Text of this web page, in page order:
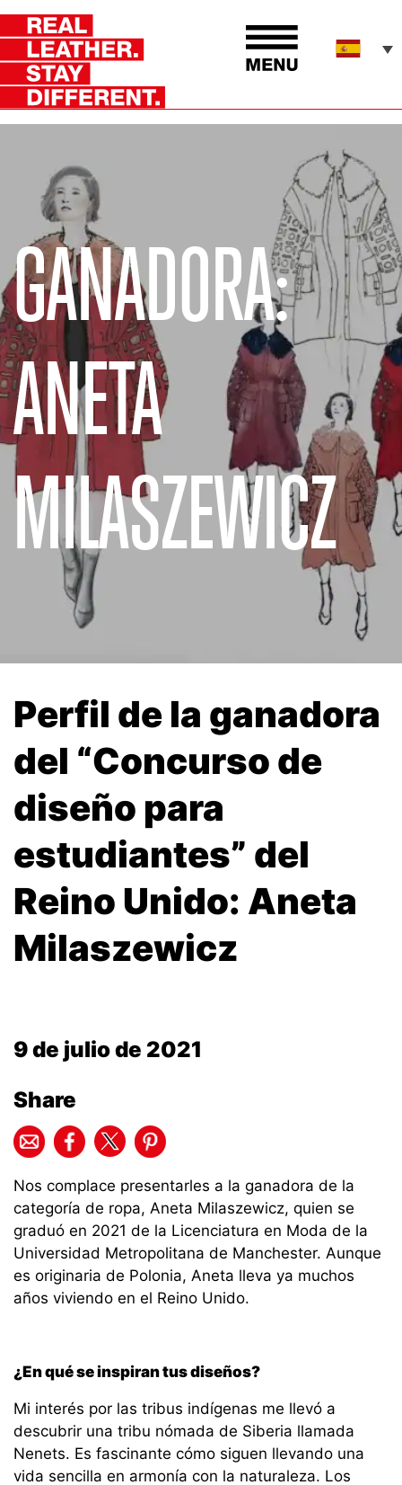
GANADORA:
ANETA
MILASZEWICZ
Perfil de la ganadora
del “Concurso de
diseño para
estudiantes” del
Reino Unido: Aneta
Milaszewicz
9 de julio de 2021
Share
Nos complace presentarles a la ganadora de la
categoría de ropa, Aneta Milaszewicz, quien se
graduó en 2021 de la Licenciatura en Moda de la
Universidad Metropolitana de Manchester. Aunque
es originaria de Polonia, Aneta lleva ya muchos
años viviendo en el Reino Unido.
¿En qué se inspiran tus diseños?
Mi interés por las tribus indígenas me llevó a
descubrir una tribu nómada de Siberia llamada
Nenets. Es fascinante cómo siguen llevando una
vida sencilla en armonía con la naturaleza. Los